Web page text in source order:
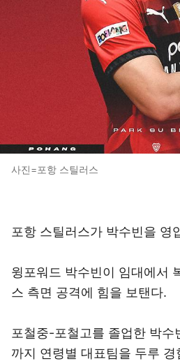
사진=포항 스틸러스
포항 스틸러스가 박수빈을 영
윙포워드 박수빈이 임대에서
스 측면 공격에 힘을 보탠다.
포철중-포철고를 졸업한 박
까지 연령별 대표팀을 두루